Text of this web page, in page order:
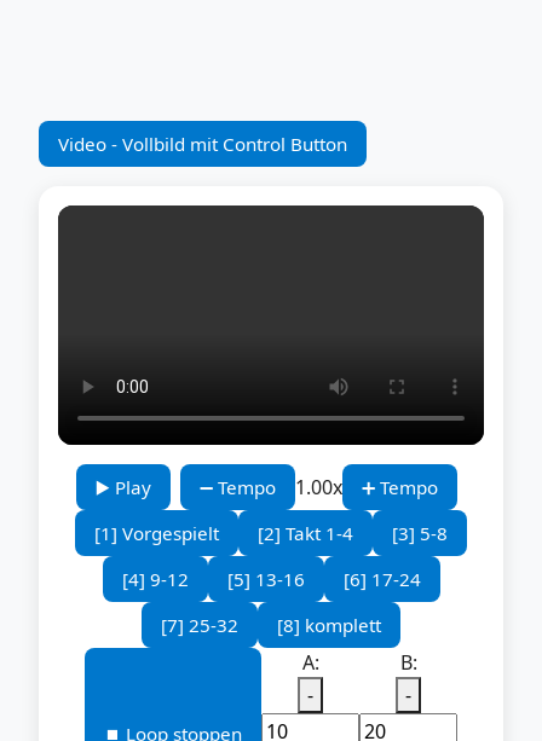
Video - Vollbild mit Control Button
▶️ Play ➖ Tempo 1.00x
➕ Tempo
[1] Vorgespielt
[2] Takt 1-4
[3] 5-8
[4] 9-12
[5] 13-16
[6] 17-24
[7] 25-32
[8] komplett
⏹️ Loop stoppen
A:
-
B:
-